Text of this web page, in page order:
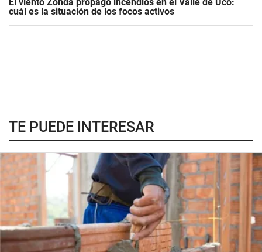
cuál es la situación de los focos activos
TE PUEDE INTERESAR